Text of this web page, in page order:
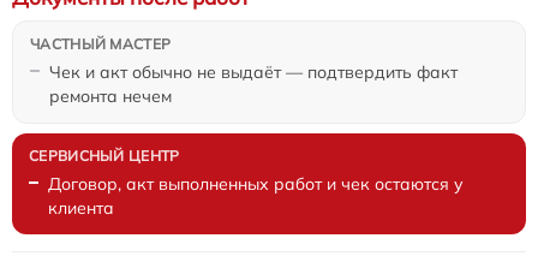
Чек и акт обычно не выдаёт — подтвердить факт
ремонта нечем
Договор, акт выполненных работ и чек остаются у
клиента